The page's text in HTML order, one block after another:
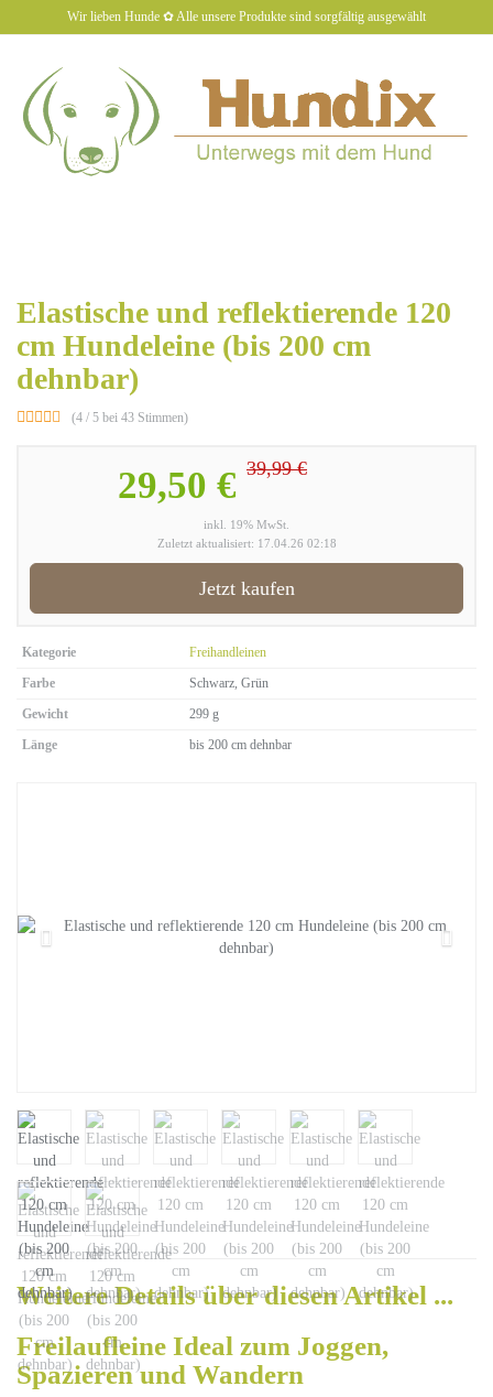
to
Wir lieben Hunde ✿ Alle unsere Produkte sind sorgfältig ausgewählt
Elastische und reflektierende 120
cm Hundeleine (bis 200 cm
dehnbar)
(4 / 5 bei 43 Stimmen)
29,50 € 39,99 €
inkl. 19% MwSt.
Zuletzt aktualisiert: 17.04.26 02:18
Jetzt kaufen
Kategorie
Freihandleinen
Farbe
Schwarz, Grün
Gewicht
299 g
Länge
bis 200 cm dehnbar
Weitere Details über diesen Artikel ...
Freilaufleine Ideal zum Joggen,
Spazieren und Wandern